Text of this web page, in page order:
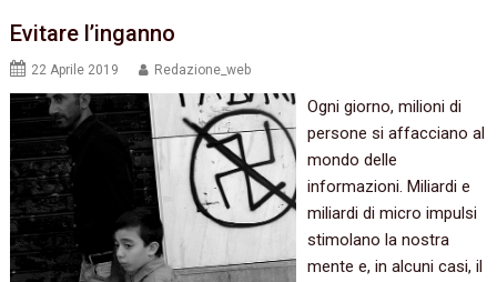
Evitare l’inganno
22 Aprile 2019 Redazione_web
Ogni giorno, milioni di
persone si affacciano al
mondo delle
informazioni. Miliardi e
miliardi di micro impulsi
stimolano la nostra
mente e, in alcuni casi, il